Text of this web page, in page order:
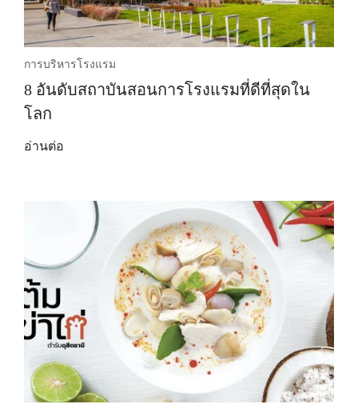
การบริหารโรงแรม
8 อันดับสถาบันสอนการโรงแรมที่ดีที่สุดใน
โลก
อ่านต่อ